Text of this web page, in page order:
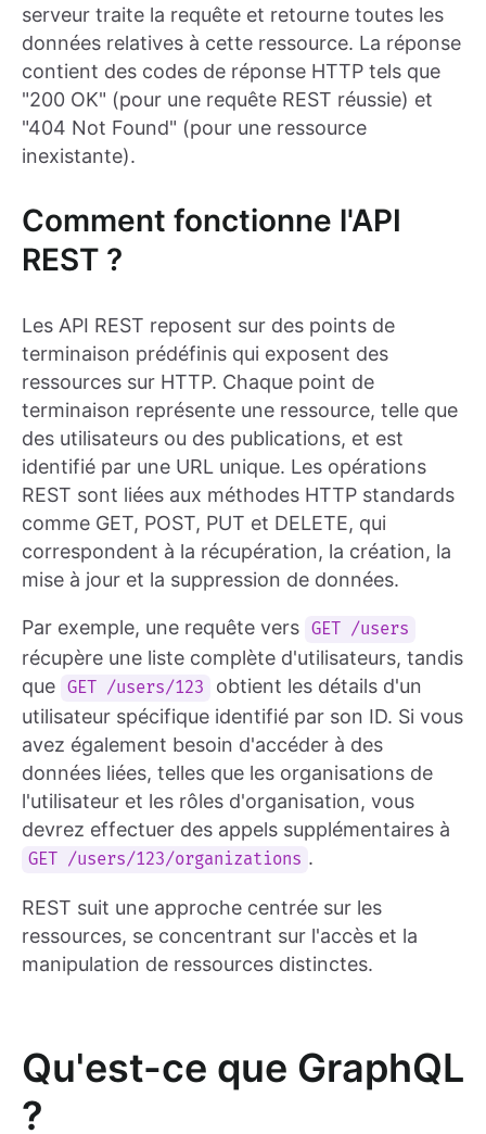
serveur traite la requête et retourne toutes les
données relatives à cette ressource. La réponse
contient des codes de réponse HTTP tels que
"200 OK" (pour une requête REST réussie) et
"404 Not Found" (pour une ressource
inexistante).
Comment fonctionne l'API
REST ?
Les API REST reposent sur des points de
terminaison prédéfinis qui exposent des
ressources sur HTTP. Chaque point de
terminaison représente une ressource, telle que
des utilisateurs ou des publications, et est
identifié par une URL unique. Les opérations
REST sont liées aux méthodes HTTP standards
comme GET, POST, PUT et DELETE, qui
correspondent à la récupération, la création, la
mise à jour et la suppression de données.
Par exemple, une requête vers GET /users
récupère une liste complète d'utilisateurs, tandis
que GET /users/123
obtient les détails d'un
utilisateur spécifique identifié par son ID. Si vous
avez également besoin d'accéder à des
données liées, telles que les organisations de
l'utilisateur et les rôles d'organisation, vous
devrez effectuer des appels supplémentaires à
GET /users/123/organizations .
REST suit une approche centrée sur les
ressources, se concentrant sur l'accès et la
manipulation de ressources distinctes.
Qu'est-ce que GraphQL
?